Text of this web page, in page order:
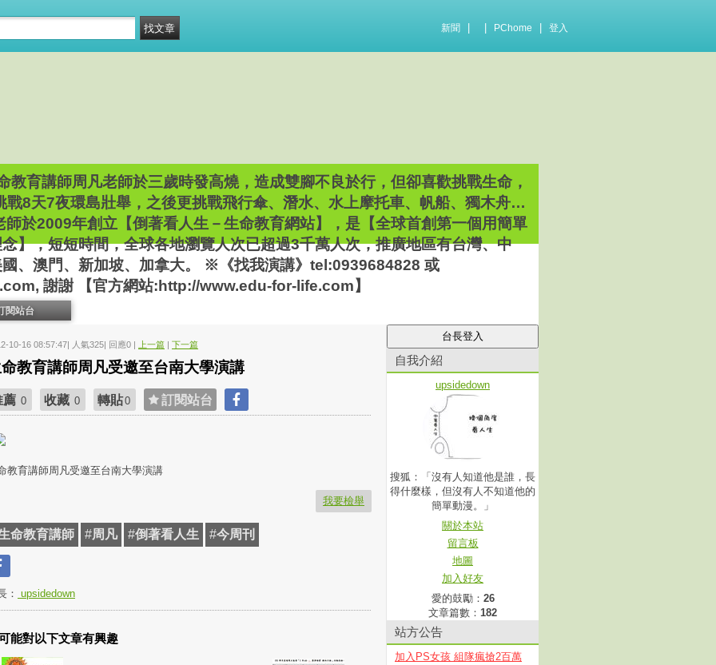
新聞 PChome 登入
教育講師周凡老師於三歲時發高燒，造成雙腳不良於行，但卻喜歡挑戰生命，
戰8天7夜環島壯舉，之後更挑戰飛行傘、潛水、水上摩托車、帆船、獨木舟…
2009年創立【倒著看人生－生命教育網站】，是【全球首創第一個用簡單
】，短短時間，全球各地瀏覽人次已超過3千萬人次，推廣地區有台灣、中
國、澳門、新加坡、加拿大。 ※《找我演講》tel:0939684828 或
謝謝 【官方網站:http://www.edu-for-life.com】
閱站台
10-16 08:57:47| 人氣325| 回應0 | 上一篇 | 下一篇
教育講師周凡受邀至台南大學演講
薦 0 收藏 0 轉貼0 訂閱站台
教育講師周凡受邀至台南大學演講
我要檢舉
命教育講師 #周凡 #倒著看人生 #今周刊
： upsidedown
能對以下文章有興趣
自我介紹
upsidedown
搜狐：「沒有人知道他是誰，長
得什麼樣，但沒有人不知道他的
簡單動漫。」
關於本站
留言板
地圖
加入好友
愛的鼓勵： 26
文章篇數： 182
站方公告
加入PS女孩 組隊瘋搶2百萬